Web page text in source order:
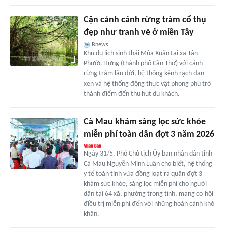
Cận cảnh cánh rừng tràm cổ thụ
đẹp như tranh vẽ ở miền Tây
Bnews
Khu du lịch sinh thái Mùa Xuân tại xã Tân
Phước Hưng (thành phố Cần Thơ) với cánh
rừng tràm lâu đời, hệ thống kênh rạch đan
xen và hệ thống động thực vật phong phú trở
thành điểm đến thu hút du khách.
Cà Mau khám sàng lọc sức khỏe
miễn phí toàn dân đợt 3 năm 2026
Ngày 31/5, Phó Chủ tịch Ủy ban nhân dân tỉnh
Cà Mau Nguyễn Minh Luân cho biết, hệ thống
y tế toàn tỉnh vừa đồng loạt ra quân đợt 3
khám sức khỏe, sàng lọc miễn phí cho người
dân tại 64 xã, phường trong tỉnh, mang cơ hội
điều trị miễn phí đến với những hoàn cảnh khó
khăn.